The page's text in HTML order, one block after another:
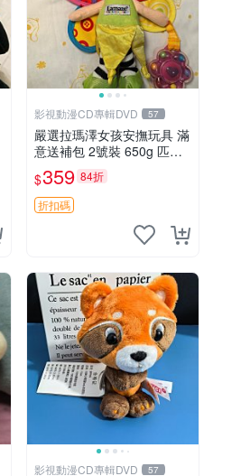
影視動漫CD專輯DVD 57
嚴選拉瑪澤女孩安撫玩具 滿
意送補包 2號裝 650g 匹配
嬰幼童舒壓好伴侶 女孩專用
安心選擇 安撫玩偶 衝包 玩
具
$359 84折
折扣碼
影視動漫CD專輯DVD 57